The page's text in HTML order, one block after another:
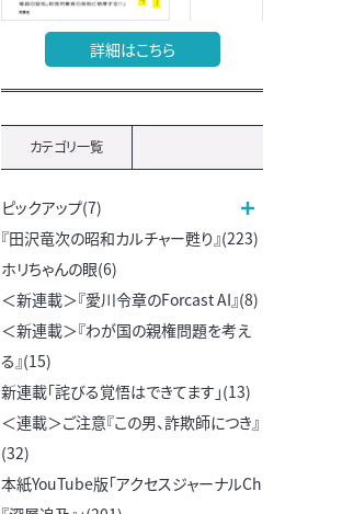
詳細はこちら
カテゴリ一覧
ピックアップ(7)
『田沢竜次の昭和カルチャー甦り』(223)
ホリちゃんの眼(6)
＜新連載＞『愛川令章のForcast AI』(8)
＜新連載＞『わが国の親権問題を考え
る』(15)
新連載「詫びる覚悟はできてます」(13)
＜連載＞ご注意『この男、詐欺師につき』
(32)
本紙YouTube版「アクセスジャーナルCh